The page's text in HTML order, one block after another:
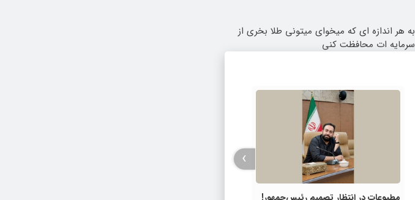
به هر اندازه ای که میخوای میتونی طلا بخری از
سرمایه ات محافظت کنی
›